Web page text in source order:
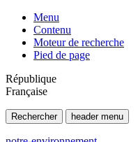
Menu
Contenu
Moteur de recherche
Pied de page
République
Française
Rechercher header menu